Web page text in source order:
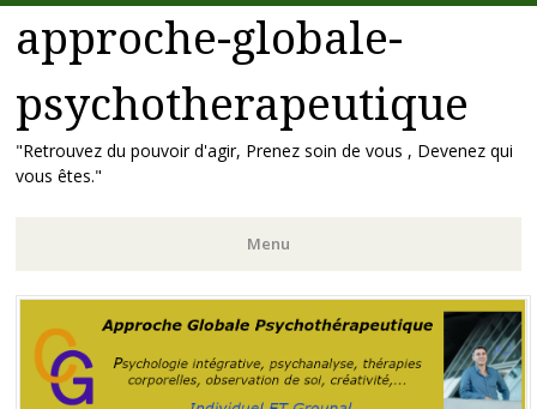
approche-globale-
psychotherapeutique
"Retrouvez du pouvoir d'agir, Prenez soin de vous , Devenez qui
vous êtes."
Menu
Aller
au
contenu
principal